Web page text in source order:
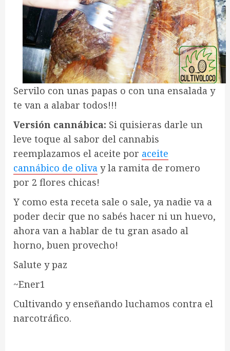
Servilo con unas papas o con una ensalada y
te van a alabar todos!!!
Versión cannábica: Si quisieras darle un
leve toque al sabor del cannabis
reemplazamos el aceite por aceite
cannábico de oliva y la ramita de romero
por 2 flores chicas!
Y como esta receta sale o sale, ya nadie va a
poder decir que no sabés hacer ni un huevo,
ahora van a hablar de tu gran asado al
horno, buen provecho!
Salute y paz
~Ener1
Cultivando y enseñando luchamos contra el
narcotráfico.